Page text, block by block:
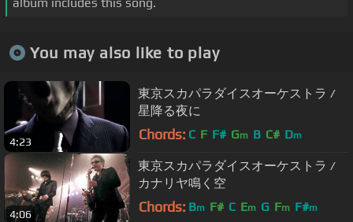
You may also like to play
4:23
東京スカパラダイスオーケストラ /
星降る夜に
Chords: C F F# Gm B C# Dm
4:06
東京スカパラダイスオーケストラ /
カナリヤ鳴く空
Chords: Bm F# C Em G Fm F#m